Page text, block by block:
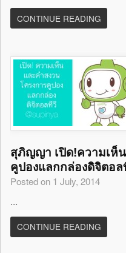
CONTINUE READING
สุภิญญา เปิด!ความเห็
คูปองแลกกล่องดิจิตอ
Posted on 1 July, 2014
...
CONTINUE READING